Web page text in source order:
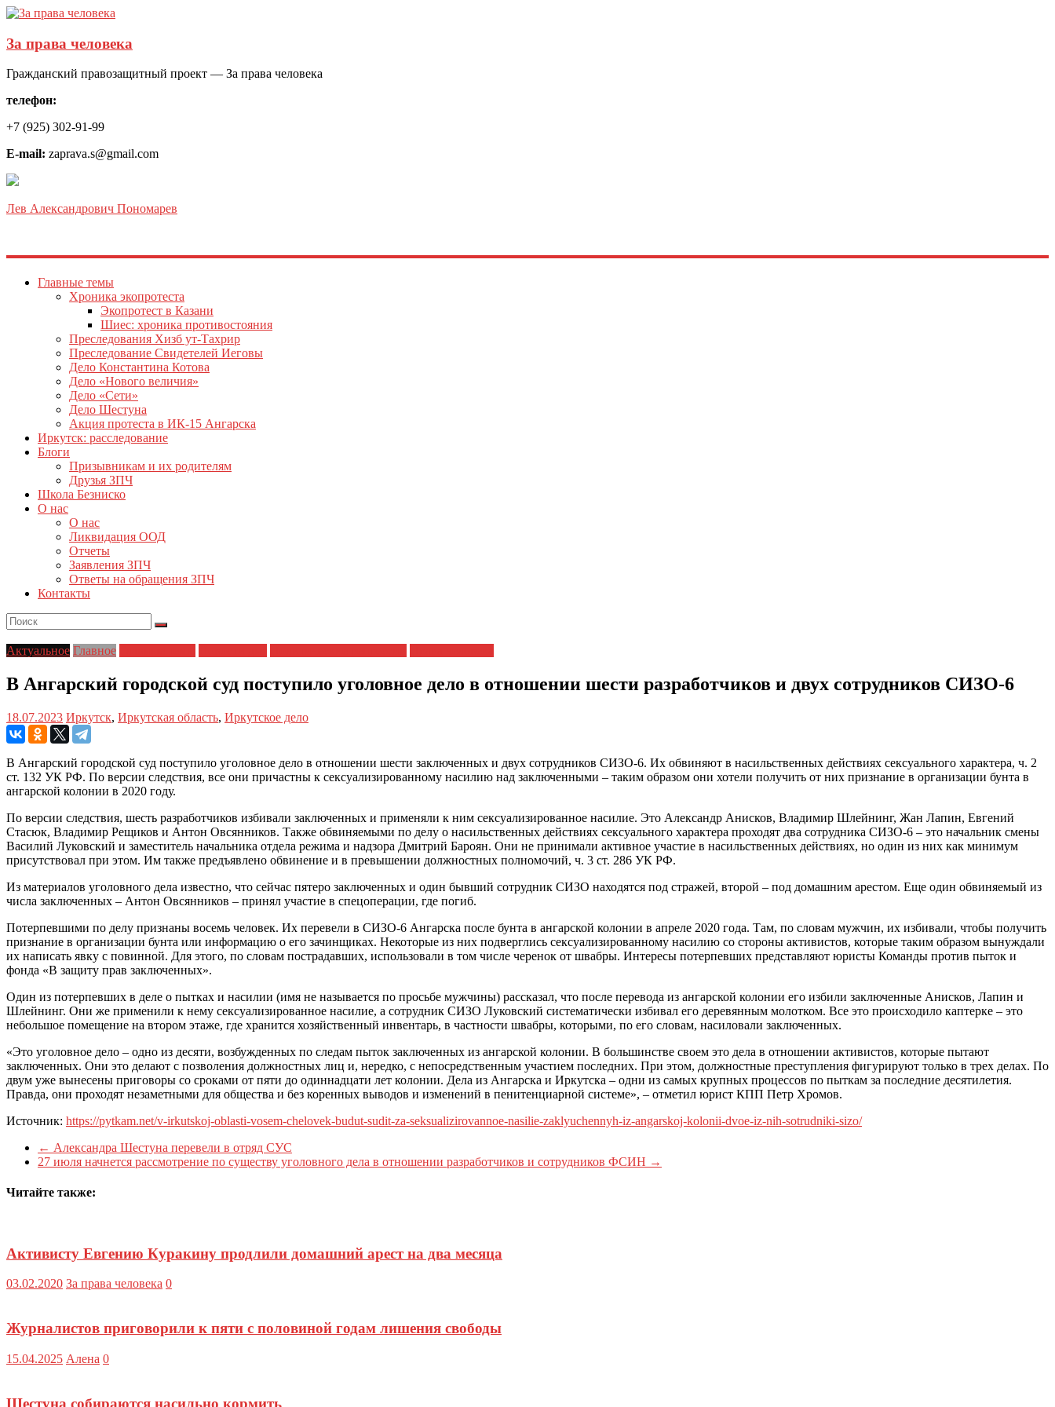
За права человека
Гражданский правозащитный проект — За права человека
телефон:
+7 (925) 302-91-99
E-mail: zaprava.s@gmail.com
Лев Александрович Пономарев
Главные темы
Хроника экопротеста
Экопротест в Казани
Шиес: хроника противостояния
Преследования Хизб ут-Тахрир
Преследование Свидетелей Иеговы
Дело Константина Котова
Дело «Нового величия»
Дело «Сети»
Дело Шестуна
Акция протеста в ИК-15 Ангарска
Иркутск: расследование
Блоги
Призывникам и их родителям
Друзья ЗПЧ
Школа Безниско
О нас
О нас
Ликвидация ООД
Отчеты
Заявления ЗПЧ
Ответы на обращения ЗПЧ
Контакты
Актуальное Главное
В Ангарский городской суд поступило уголовное дело в отношении шести разработчиков и двух сотрудников СИЗО-6
18.07.2023 Иркутск, Иркутская область, Иркутское дело
В Ангарский городской суд поступило уголовное дело в отношении шести заключенных и двух сотрудников СИЗО-6. Их обвиняют в насильственных действиях сексуального характера, ч. 2
ст. 132 УК РФ. По версии следствия, все они причастны к сексуализированному насилию над заключенными – таким образом они хотели получить от них признание в организации бунта в
ангарской колонии в 2020 году.
По версии следствия, шесть разработчиков избивали заключенных и применяли к ним сексуализированное насилие. Это Александр Анисков, Владимир Шлейнинг, Жан Лапин, Евгений
Стасюк, Владимир Рещиков и Антон Овсянников. Также обвиняемыми по делу о насильственных действиях сексуального характера проходят два сотрудника СИЗО-6 – это начальник смены
Василий Луковский и заместитель начальника отдела режима и надзора Дмитрий Бароян. Они не принимали активное участие в насильственных действиях, но один из них как минимум
присутствовал при этом. Им также предъявлено обвинение и в превышении должностных полномочий, ч. 3 ст. 286 УК РФ.
Из материалов уголовного дела известно, что сейчас пятеро заключенных и один бывший сотрудник СИЗО находятся под стражей, второй – под домашним арестом. Еще один обвиняемый из
числа заключенных – Антон Овсянников – принял участие в спецоперации, где погиб.
Потерпевшими по делу признаны восемь человек. Их перевели в СИЗО-6 Ангарска после бунта в ангарской колонии в апреле 2020 года. Там, по словам мужчин, их избивали, чтобы получить
признание в организации бунта или информацию о его зачинщиках. Некоторые из них подверглись сексуализированному насилию со стороны активистов, которые таким образом вынуждали
их написать явку с повинной. Для этого, по словам пострадавших, использовали в том числе черенок от швабры. Интересы потерпевших представляют юристы Команды против пыток и
фонда «В защиту прав заключенных».
Один из потерпевших в деле о пытках и насилии (имя не называется по просьбе мужчины) рассказал, что после перевода из ангарской колонии его избили заключенные Анисков, Лапин и
Шлейнинг. Они же применили к нему сексуализированное насилие, а сотрудник СИЗО Луковский систематически избивал его деревянным молотком. Все это происходило каптерке – это
небольшое помещение на втором этаже, где хранится хозяйственный инвентарь, в частности швабры, которыми, по его словам, насиловали заключенных.
«Это уголовное дело – одно из десяти, возбужденных по следам пыток заключенных из ангарской колонии. В большинстве своем это дела в отношении активистов, которые пытают
заключенных. Они это делают с позволения должностных лиц и, нередко, с непосредственным участием последних. При этом, должностные преступления фигурируют только в трех делах. По
двум уже вынесены приговоры со сроками от пяти до одиннадцати лет колонии. Дела из Ангарска и Иркутска – одни из самых крупных процессов по пыткам за последние десятилетия.
Правда, они проходят незаметными для общества и без коренных выводов и изменений в пенитенциарной системе», – отметил юрист КПП Петр Хромов.
Источник: https://pytkam.net/v-irkutskoj-oblasti-vosem-chelovek-budut-sudit-za-seksualizirovannoe-nasilie-zaklyuchennyh-iz-angarskoj-kolonii-dvoe-iz-nih-sotrudniki-sizo/
← Александра Шестуна перевели в отряд СУС
27 июля начнется рассмотрение по существу уголовного дела в отношении разработчиков и сотрудников ФСИН →
Читайте также:
Активисту Евгению Куракину продлили домашний арест на два месяца
03.02.2020 За права человека 0
Журналистов приговорили к пяти с половиной годам лишения свободы
15.04.2025 Алена 0
Шестуна собираются насильно кормить